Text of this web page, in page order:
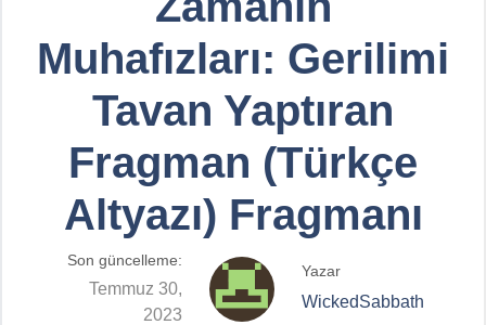
Muhafızları: Gerilimi
Tavan Yaptıran
Fragman (Türkçe
Altyazı) Fragmanı
Son güncelleme:
Temmuz 30,
2023
Yazar
WickedSabbath